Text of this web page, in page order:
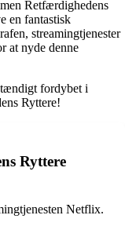
Retfærdighedens
en fantastisk
streamingtjenester
at nyde denne
fordybet i
Ryttere!
Ryttere
Netflix.